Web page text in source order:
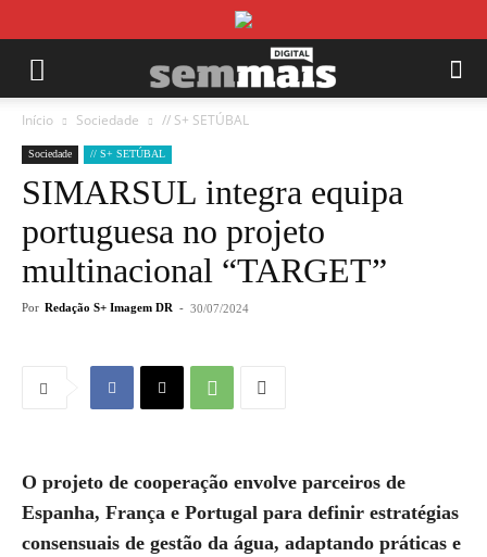
Início Sociedade // S+ SETÚBAL
Sociedade // S+ SETÚBAL
SIMARSUL integra equipa
portuguesa no projeto
multinacional “TARGET”
Por Redação S+ Imagem DR - 30/07/2024
O projeto de cooperação envolve parceiros de
Espanha, França e Portugal para definir estratégias
consensuais de gestão da água, adaptando práticas e